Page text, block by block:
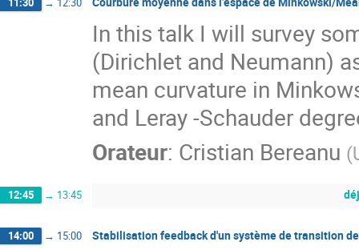
In this talk I will survey
(Dirichlet and Neumann)
mean curvature in
and Leray -Schauder
Orateur: Cristian Bereanu (
12:45 → 13:45
14:00 → 15:00 Stabilisation feedback d'un système de transition